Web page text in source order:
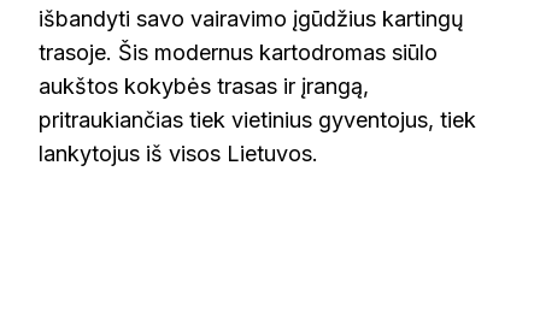
išbandyti savo vairavimo įgūdžius kartingų
trasoje. Šis modernus kartodromas siūlo
aukštos kokybės trasas ir įrangą,
pritraukiančias tiek vietinius gyventojus, tiek
lankytojus iš visos Lietuvos.